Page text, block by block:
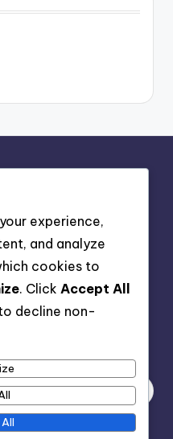
experience,
and analyze
cookies to
. Click Accept All
decline non-